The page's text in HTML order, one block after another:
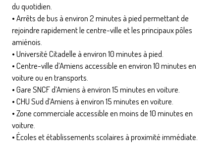
du quotidien.
• Arrêts de bus à environ 2 minutes à pied permettant de
rejoindre rapidement le centre-ville et les principaux pôles
amiénois.
• Université Citadelle à environ 10 minutes à pied.
• Centre-ville d’Amiens accessible en environ 10 minutes en
voiture ou en transports.
• Gare SNCF d’Amiens à environ 15 minutes en voiture.
• CHU Sud d’Amiens à environ 15 minutes en voiture.
• Zone commerciale accessible en moins de 10 minutes en
voiture.
• Écoles et établissements scolaires à proximité immédiate.